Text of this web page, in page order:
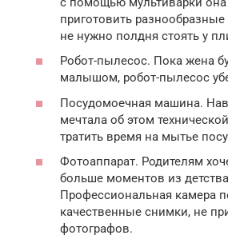
приготовить
не нужно полдня стоять у
Робот-пылесос. Пока жена
малышом, робот-пылесос
Посудомоечная машина.
мечтала об этом
тратить время на мытье
Фотоаппарат. Родителям
больше моментов из
Профессиональная камера
качественные снимки, не
фотографов.